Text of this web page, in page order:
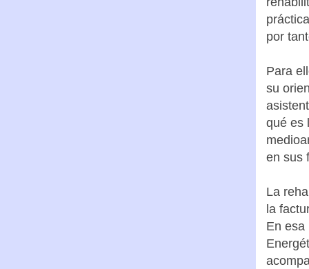
por
Para
su
qué es
en sus
La
la
En esa